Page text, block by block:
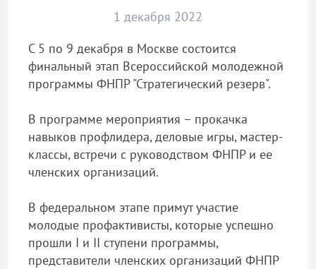
1 декабря 2022
С 5 по 9 декабря в Москве состоится
финальный этап Всероссийской молодежной
программы ФНПР "Стратегический резерв".
В программе мероприятия – прокачка
навыков профлидера, деловые игры, мастер-
классы, встречи с руководством ФНПР и ее
членских организаций.
В федеральном этапе примут участие
молодые профактивисты, которые успешно
прошли I и II ступени программы,
представители членских организаций ФНПР